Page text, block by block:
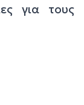
για τους